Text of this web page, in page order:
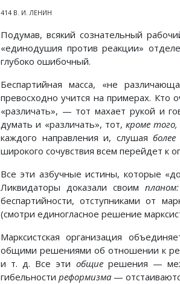
414 В. И. ЛЕНИН
Подумав, всякий сознательный
«единодушия против реакции»
глубоко ошибочный.
Беспартийная масса, «не
превосходно учится на примерах.
«различать», — тот махает рукой и
думать и «различать», тот, кроме того,
каждого направления и, слушая более
широкого сочувствия всем перейдет к
Все эти азбучные истины, которые
Ликвидаторы доказали своим планом:
беспартийности, отступниками от
(смотри единогласное решение
Марксистская организация
общими решениями об отношении к
и т. д. Все эти общиерешения —
гибельности реформизма —